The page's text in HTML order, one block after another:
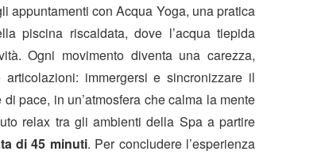
appuntamenti con Acqua Yoga, una pratica
piscina riscaldata, dove l’acqua tiepida
Ogni movimento diventa una carezza,
immergersi e sincronizzare il
pace, in un’atmosfera che calma la mente
relax tra gli ambienti della Spa a partire
di 45 minuti. Per concludere l’esperienza